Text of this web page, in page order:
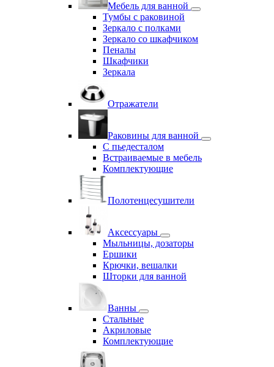
Мебель для ванной
Тумбы с раковиной
Зеркало с полками
Зеркало со шкафчиком
Пеналы
Шкафчики
Зеркала
Отражатели
Раковины для ванной
С пьедесталом
Встраиваемые в мебель
Комплектующие
Полотенцесушители
Аксессуары
Мыльницы, дозаторы
Ершики
Крючки, вешалки
Шторки для ванной
Ванны
Стальные
Акриловые
Комплектующие